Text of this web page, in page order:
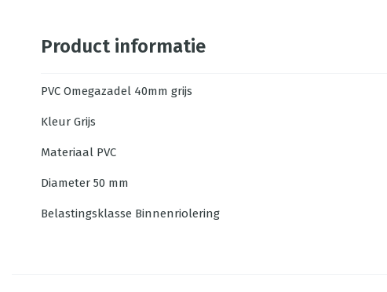
Product informatie
PVC Omegazadel 40mm grijs
Kleur Grijs
Materiaal PVC
Diameter 50 mm
Belastingsklasse Binnenriolering